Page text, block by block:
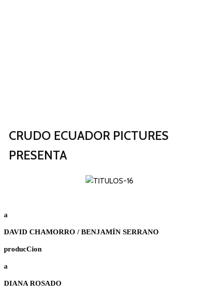
CRUDO ECUADOR PICTURES
PRESENTA
a
DAVID CHAMORRO / BENJAMÍN SERRANO
producCion
a
DIANA ROSADO